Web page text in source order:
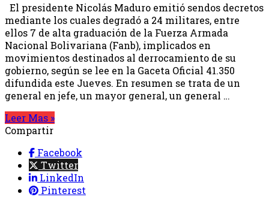
El presidente Nicolás Maduro emitió sendos decretos
mediante los cuales degradó a 24 militares, entre
ellos 7 de alta graduación de la Fuerza Armada
Nacional Bolivariana (Fanb), implicados en
movimientos destinados al derrocamiento de su
gobierno, según se lee en la Gaceta Oficial 41.350
difundida este Jueves. En resumen se trata de un
general en jefe, un mayor general, un general …
Leer Mas »
Compartir
Facebook
Twitter
LinkedIn
Pinterest